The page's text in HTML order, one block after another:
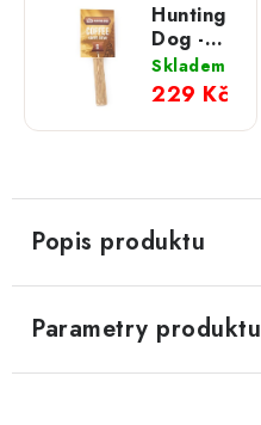
Hunting
Dog -
Kávové
dřevo; S
Skladem
229 Kč
Popis produktu
Parametry produktu